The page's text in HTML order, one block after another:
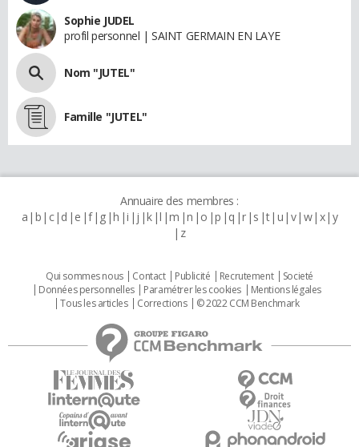
Sophie JUDEL
profil personnel | SAINT GERMAIN EN LAYE
Nom "JUTEL"
Famille "JUTEL"
Annuaire des membres :
a b c d e f g h i j k l m n o p q r s t u v w x y
z
Qui sommes nous Contact Publicité Recrutement
Societé
Données personnelles
Paramétrer les cookies
Mentions légales
Tous les articles
Corrections © 2022 CCM Benchmark